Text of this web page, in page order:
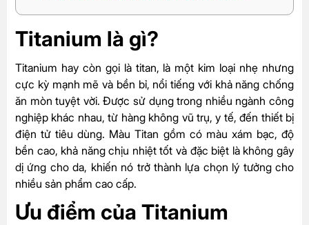
Titanium là gì?
Titanium hay còn gọi là titan, là một kim loại nhẹ nhưng
cực kỳ mạnh mẽ và bền bỉ, nổi tiếng với khả năng chống
ăn mòn tuyệt vời. Được sử dụng trong nhiều ngành công
nghiệp khác nhau, từ hàng không vũ trụ, y tế, đến thiết bị
điện tử tiêu dùng. Màu Titan gồm có màu xám bạc, độ
bền cao, khả năng chịu nhiệt tốt và đặc biệt là không gây
dị ứng cho da, khiến nó trở thành lựa chọn lý tưởng cho
nhiều sản phẩm cao cấp.
Ưu điểm của Titanium